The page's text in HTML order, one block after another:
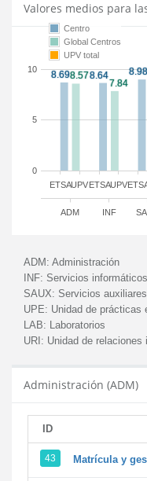
Valores medios para
ETSA ETSA
UPV UPV
ADM INF
0
5
10
Centro
Global Centros
UPV total
ADM: Administración
INF: Servicios informáticos
SAUX: Servicios auxiliares
UPE: Unidad de prácticas
LAB: Laboratorios
URI: Unidad de relaciones
Administración (ADM)
ID
43 Matrícula y